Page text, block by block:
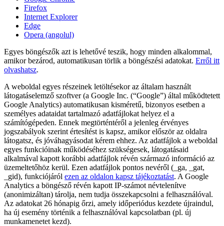
Firefox
Internet Explorer
Edge
Opera (angolul)
Egyes böngészők azt is lehetővé teszik, hogy minden alkalommal,
amikor bezárod, automatikusan törlik a böngészési adatokat. Erről itt
olvashatsz.
A weboldal egyes részeinek letöltésekor az általam használt
látogatáselemző szoftver (a Google Inc. (“Google”) által működtetett
Google Analytics) automatikusan kisméretű, bizonyos esetben a
személyes adataidat tartalmazó adatfájlokat helyez el a
számítógépeden. Ennek megtörténtéről a jelenleg érvényes
jogszabályok szerint értesítést is kapsz, amikor először az oldalra
látogatsz, és jóváhagyásodat kérem ehhez. Az adatfájlok a weboldal
egyes funkcióinak működéséhez szükségesek, látogatásaid
alkalmával kapott korábbi adatfájlok révén származó információ az
üzemeltetőhöz kerül. Ezen adatfájlok pontos nevéről (_ga, _gat,
_gid), funkciójáról ezen az oldalon kapsz tájékoztatást. A Google
Analytics a böngésző révén kapott IP-számot névtelenítve
(anonimizáltan) tárolja, nem tudja összekapcsolni a felhasználóval.
Az adatokat 26 hónapig őrzi, amely időperiódus kezdete újraindul,
ha új esemény történik a felhasználóval kapcsolatban (pl. új
munkamenetet kezd).